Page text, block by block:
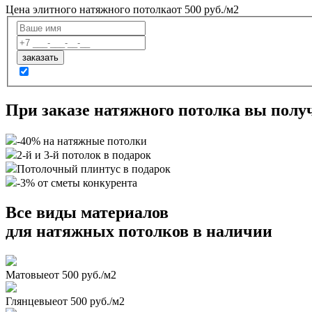
Цена элитного натяжного потолкаот 500 руб./м2
При заказе натяжного потолка вы
-40% на натяжные потолки
2-й и 3-й потолок в подарок
Потолочный плинтус в подарок
-3% от сметы конкурента
Все виды материалов
для натяжных потолков в наличии
Матовыеот 500 руб./м2
Глянцевыеот 500 руб./м2